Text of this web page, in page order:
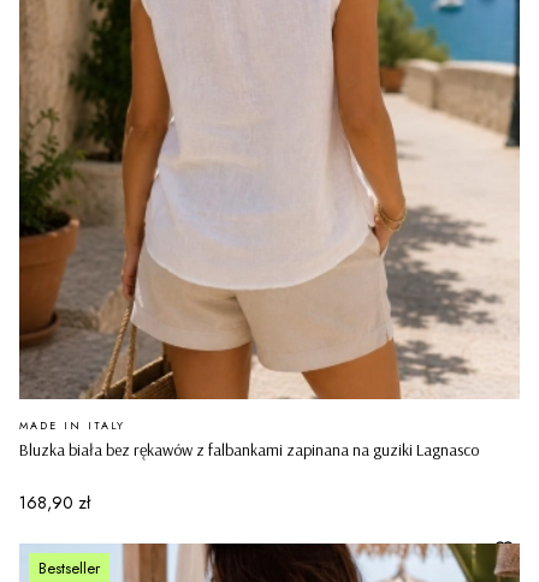
Bluzka biała bez rękawów z falbankami zapinana na guziki Lagnasco
PRODUCENT
MADE IN ITALY
Cena
168,90 zł
Bestseller